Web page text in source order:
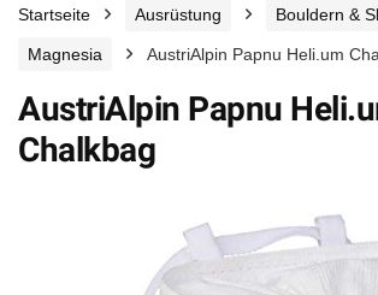
Startseite Ausrüstung Bouldern &
Magnesia AustriAlpin Papnu Heli.um
AustriAlpin Papnu
Chalkbag